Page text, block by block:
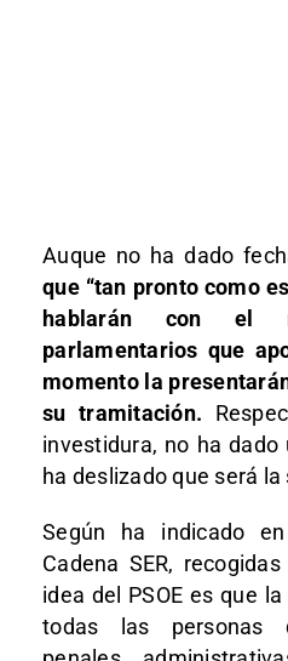
Auque no ha dado
que “tan pronto como
hablarán con el
parlamentarios que
momento la
su tramitación.
investidura, no ha
ha deslizado que será
Según ha indicado
Cadena SER,
idea del PSOE es que
todas las personas